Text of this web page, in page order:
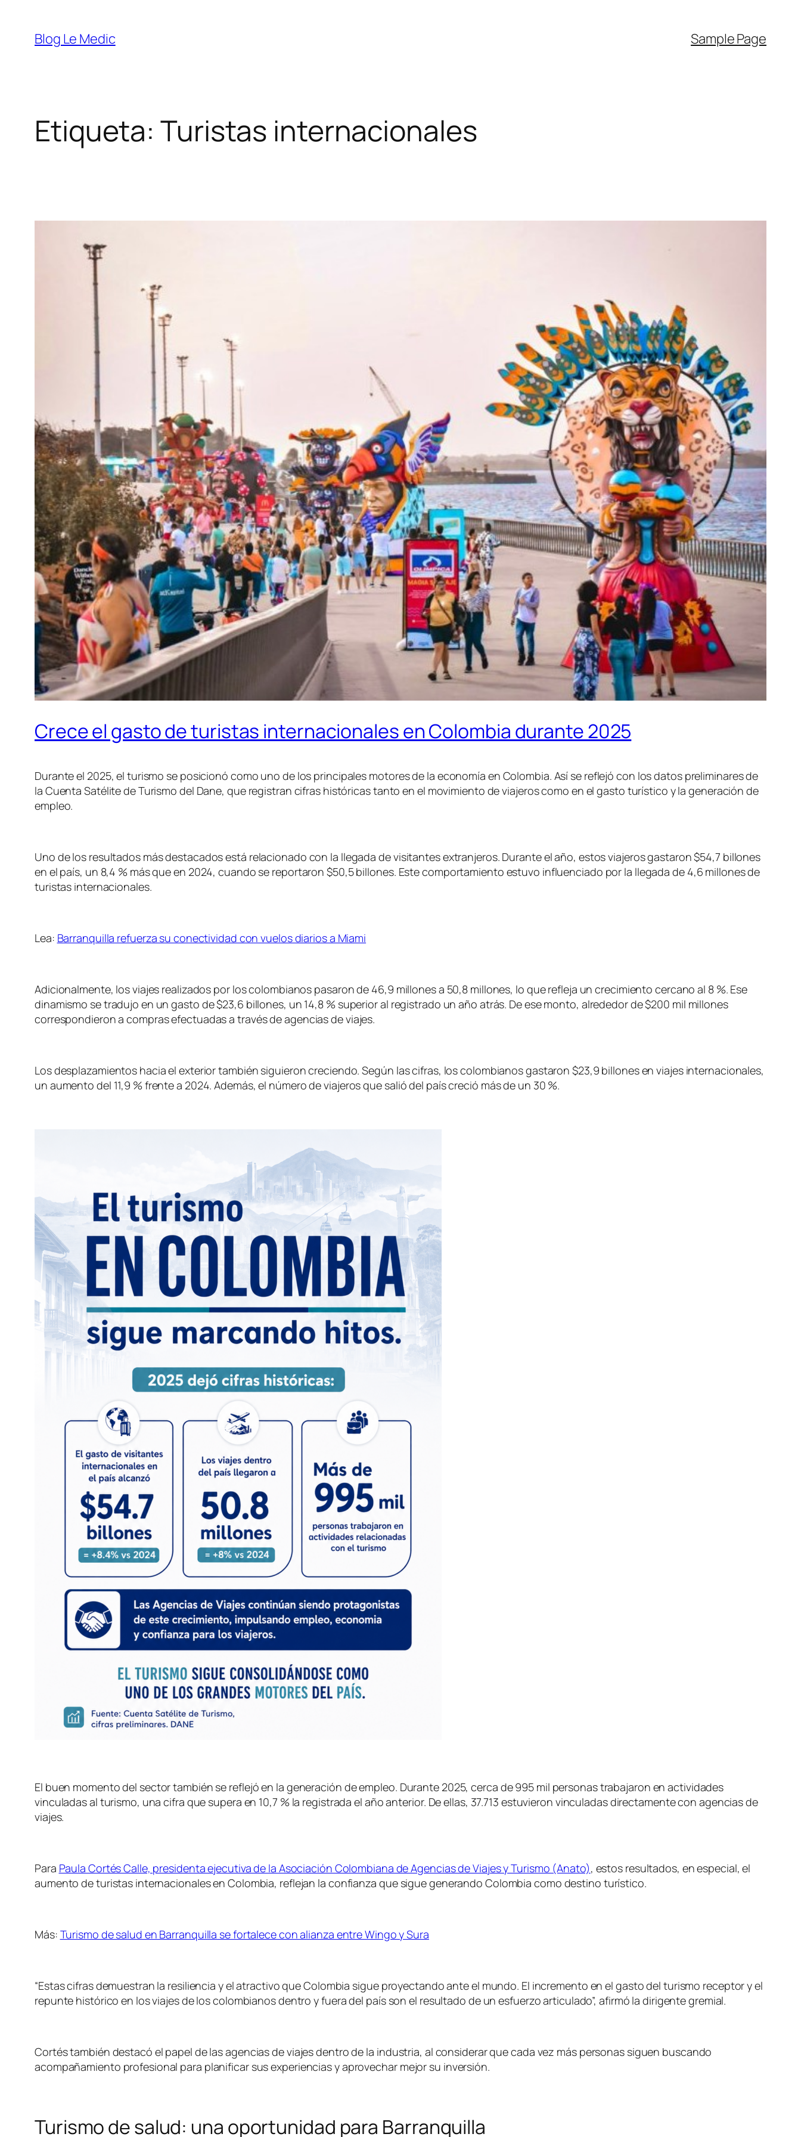
contenido
Blog Le Medic Sample Page
Etiqueta: Turistas internacionales
Crece el gasto de turistas internacionales en Colombia durante 2025
Durante el 2025, el turismo se posicionó como uno de los principales motores de la economía en Colombia. Así se reflejó con los datos preliminares de
la Cuenta Satélite de Turismo del Dane, que registran cifras históricas tanto en el movimiento de viajeros como en el gasto turístico y la generación de
empleo.
Uno de los resultados más destacados está relacionado con la llegada de visitantes extranjeros. Durante el año, estos viajeros gastaron $54,7 billones
en el país, un 8,4 % más que en 2024, cuando se reportaron $50,5 billones. Este comportamiento estuvo influenciado por la llegada de 4,6 millones de
turistas internacionales.
Lea: Barranquilla refuerza su conectividad con vuelos diarios a Miami
Adicionalmente, los viajes realizados por los colombianos pasaron de 46,9 millones a 50,8 millones, lo que refleja un crecimiento cercano al 8 %. Ese
dinamismo se tradujo en un gasto de $23,6 billones, un 14,8 % superior al registrado un año atrás. De ese monto, alrededor de $200 mil millones
correspondieron a compras efectuadas a través de agencias de viajes.
Los desplazamientos hacia el exterior también siguieron creciendo. Según las cifras, los colombianos gastaron $23,9 billones en viajes internacionales,
un aumento del 11,9 % frente a 2024. Además, el número de viajeros que salió del país creció más de un 30 %.
El buen momento del sector también se reflejó en la generación de empleo. Durante 2025, cerca de 995 mil personas trabajaron en actividades
vinculadas al turismo, una cifra que supera en 10,7 % la registrada el año anterior. De ellas, 37.713 estuvieron vinculadas directamente con agencias de
viajes.
Para Paula Cortés Calle, presidenta ejecutiva de la Asociación Colombiana de Agencias de Viajes y Turismo (Anato), estos resultados, en especial, el
aumento de turistas internacionales en Colombia, reflejan la confianza que sigue generando Colombia como destino turístico.
Más: Turismo de salud en Barranquilla se fortalece con alianza entre Wingo y Sura
“Estas cifras demuestran la resiliencia y el atractivo que Colombia sigue proyectando ante el mundo. El incremento en el gasto del turismo receptor y el
repunte histórico en los viajes de los colombianos dentro y fuera del país son el resultado de un esfuerzo articulado”, afirmó la dirigente gremial.
Cortés también destacó el papel de las agencias de viajes dentro de la industria, al considerar que cada vez más personas siguen buscando
acompañamiento profesional para planificar sus experiencias y aprovechar mejor su inversión.
Turismo de salud: una oportunidad para Barranquilla